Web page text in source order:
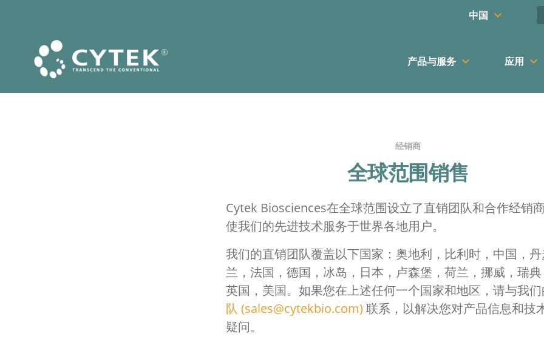
中国 keyboard_arrow_down
产品与服务 keyboard_arrow_down 应用 keyboard_arrow_down
经销商
全球范围销售
Cytek Biosciences在全球范围设立了直销团队和合作经销
使我们的先进技术服务于世界各地用户。
我们的直销团队覆盖以下国家：奥地利，比利时，中国，
兰，法国，德国，冰岛，日本，卢森堡，荷兰，挪威，瑞
英国，美国。如果您在上述任何一个国家和地区，请与我
队 (sales@cytekbio.com) 联系，以解决您对产品信息和技
疑问。